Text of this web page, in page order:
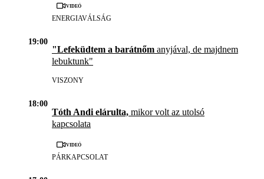
Videó
ENERGIAVÁLSÁG
19:00
"Lefeküdtem a barátnőm anyjával, de majdnem
lebuktunk"
VISZONY
18:00
Tóth Andi elárulta, mikor volt az utolsó
kapcsolata
Videó
PÁRKAPCSOLAT